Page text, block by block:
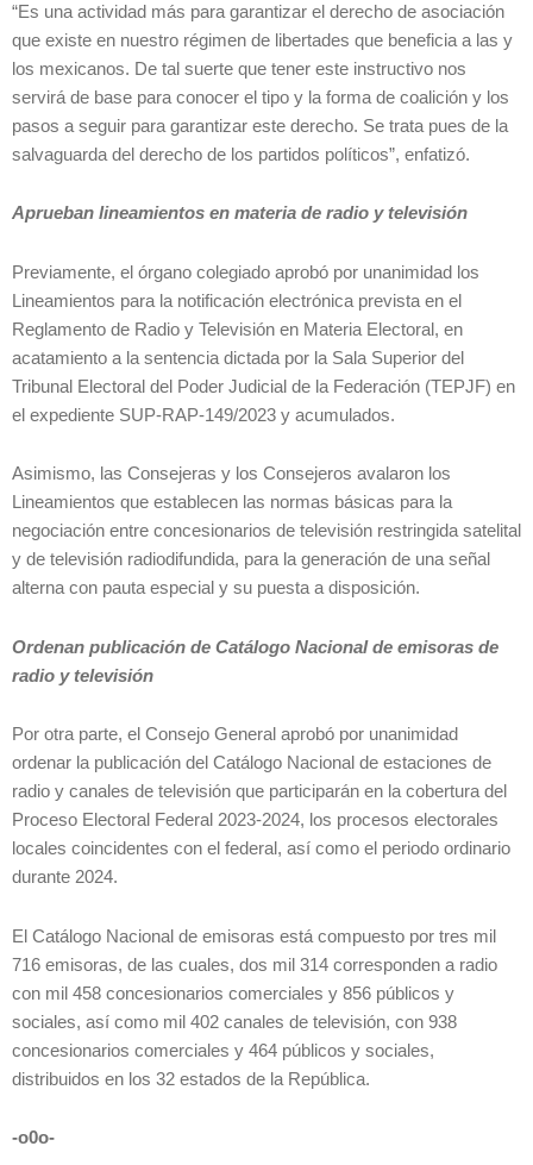
“Es una actividad más para garantizar el derecho de asociación
que existe en nuestro régimen de libertades que beneficia a las y
los mexicanos. De tal suerte que tener este instructivo nos
servirá de base para conocer el tipo y la forma de coalición y los
pasos a seguir para garantizar este derecho. Se trata pues de la
salvaguarda del derecho de los partidos políticos”, enfatizó.
Aprueban lineamientos en materia de radio y televisión
Previamente, el órgano colegiado aprobó por unanimidad los
Lineamientos para la notificación electrónica prevista en el
Reglamento de Radio y Televisión en Materia Electoral, en
acatamiento a la sentencia dictada por la Sala Superior del
Tribunal Electoral del Poder Judicial de la Federación (TEPJF) en
el expediente SUP-RAP-149/2023 y acumulados.
Asimismo, las Consejeras y los Consejeros avalaron los
Lineamientos que establecen las normas básicas para la
negociación entre concesionarios de televisión restringida satelital
y de televisión radiodifundida, para la generación de una señal
alterna con pauta especial y su puesta a disposición.
Ordenan publicación de Catálogo Nacional de emisoras de
radio y televisión
Por otra parte, el Consejo General aprobó por unanimidad
ordenar la publicación del Catálogo Nacional de estaciones de
radio y canales de televisión que participarán en la cobertura del
Proceso Electoral Federal 2023-2024, los procesos electorales
locales coincidentes con el federal, así como el periodo ordinario
durante 2024.
El Catálogo Nacional de emisoras está compuesto por tres mil
716 emisoras, de las cuales, dos mil 314 corresponden a radio
con mil 458 concesionarios comerciales y 856 públicos y
sociales, así como mil 402 canales de televisión, con 938
concesionarios comerciales y 464 públicos y sociales,
distribuidos en los 32 estados de la República.
-o0o-